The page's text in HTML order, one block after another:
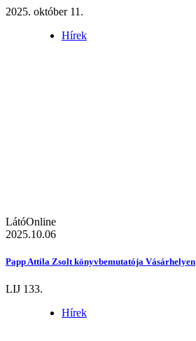
2025. október 11.
Hírek
LátóOnline
2025.10.06
Papp Attila Zsolt könyvbemutatója Vásárhelyen
LIJ 133.
Hírek